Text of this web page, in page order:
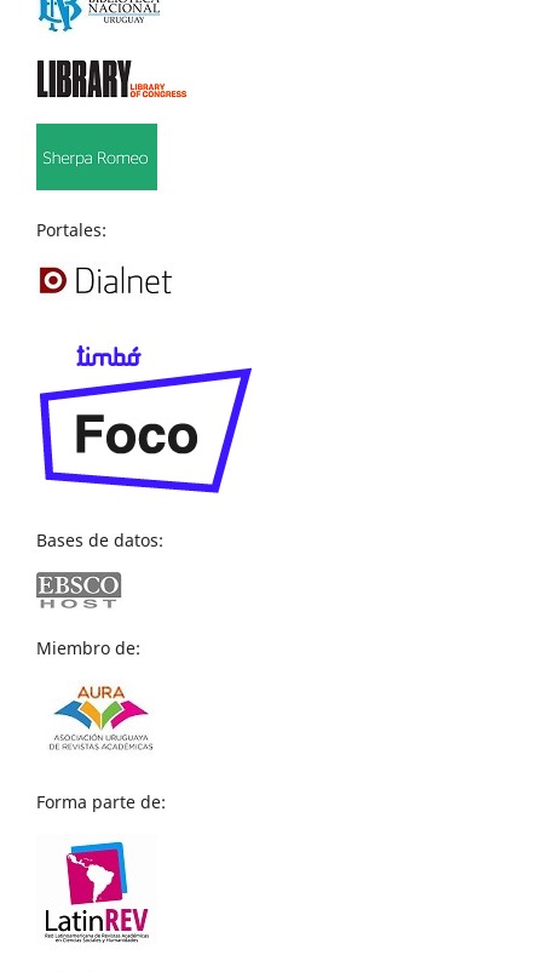
Portales:
Bases de datos:
Miembro de:
Forma parte de: